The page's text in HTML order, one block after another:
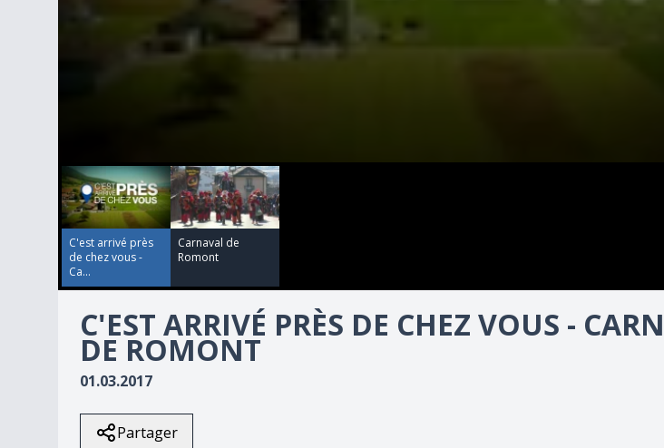
seconds
of
2
minutes,
59
secondsVolume
90%
C'est arrivé près
de chez vous -
Ca...
Carnaval de
Romont
C'EST ARRIVÉ PRÈS DE CHEZ VOUS -
DE ROMONT
01.03.2017
Partager